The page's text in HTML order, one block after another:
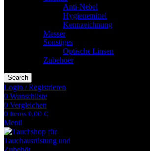
Anti-Nebel
Hygienemittel
Kennzeichnung
Messer
Sonstiges
Optische Linsen
Zubehoer
Search
Login / Registrieren
0 Wunschliste
0 Vergleichen
0 items 0,00 €
Menü